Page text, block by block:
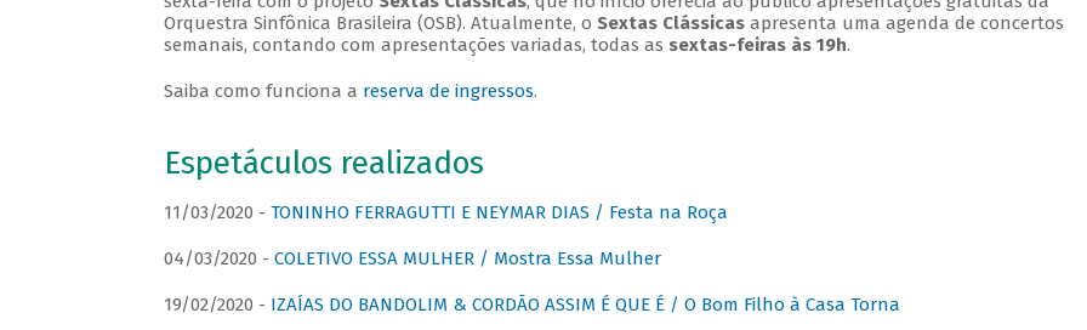
Orquestra Sinfônica Brasileira (OSB). Atualmente, o Sextas Clássicasapresenta uma agenda de concertos
semanais, contando com apresentações variadas, todas as sextas-feiras às 19h.
Saiba como funciona a reserva de ingressos.
Espetáculos realizados
11/03/2020 - TONINHO FERRAGUTTI E NEYMAR DIAS / Festa na Roça
04/03/2020 - COLETIVO ESSA MULHER / Mostra Essa Mulher
19/02/2020 - IZAÍAS DO BANDOLIM & CORDÃO ASSIM É QUE É / O Bom Filho à Casa Torna